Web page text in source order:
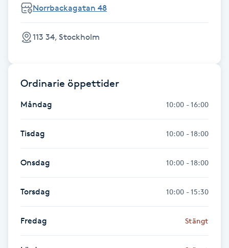
Fransförlängning Volym
Fransk manikyr
Frekvensterapi
Friskvård
Friskvårdsmassage
Frisör
Funktionsanalys
Färgning
Norrbackagatan 48
113 34, Stockholm
Ordinarie öppettider
Måndag 10:00 - 16:00
Tisdag 10:00 - 18:00
Onsdag 10:00 - 18:00
Torsdag 10:00 - 15:30
Fredag Stängt